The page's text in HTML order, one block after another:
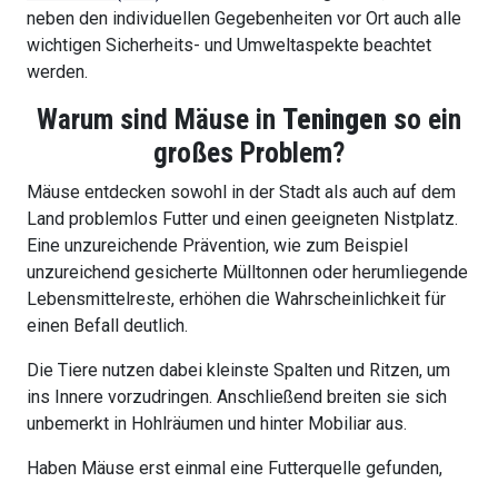
neben den individuellen Gegebenheiten vor Ort auch alle
wichtigen Sicherheits- und Umweltaspekte beachtet
werden.
Warum sind Mäuse in Teningen so ein
großes Problem?
Mäuse entdecken sowohl in der Stadt als auch auf dem
Land problemlos Futter und einen geeigneten Nistplatz.
Eine unzureichende Prävention, wie zum Beispiel
unzureichend gesicherte Mülltonnen oder herumliegende
Lebensmittelreste, erhöhen die Wahrscheinlichkeit für
einen Befall deutlich.
Die Tiere nutzen dabei kleinste Spalten und Ritzen, um
ins Innere vorzudringen. Anschließend breiten sie sich
unbemerkt in Hohlräumen und hinter Mobiliar aus.
Haben Mäuse erst einmal eine Futterquelle gefunden,